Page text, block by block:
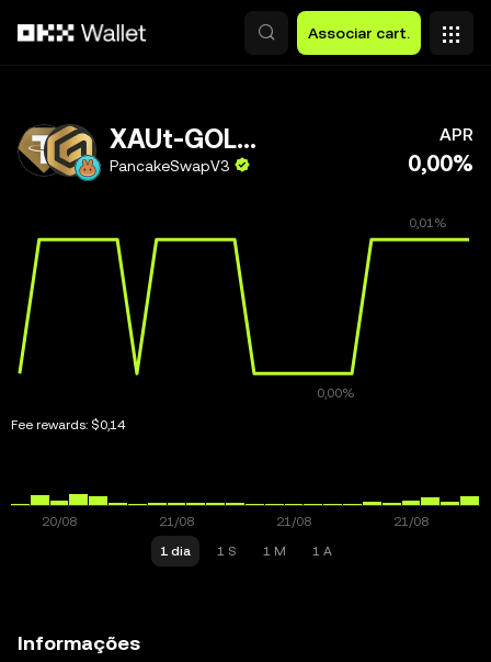
Associar cart.
XAUt-GOLDGR
PancakeSwapV3
APR
0,00%
Fee rewards: $0,14
1 dia 1 S 1 M 1 A
Informações